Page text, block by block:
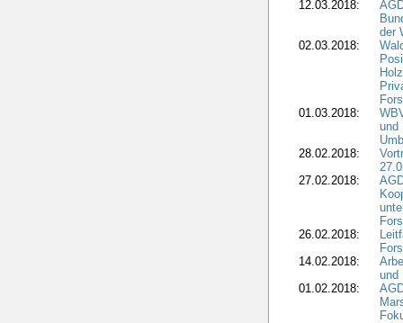
12.03.2018:
der
02.03.2018:
01.03.2018:
und
28.02.2018:
27.02.2018:
26.02.2018:
14.02.2018:
und
01.02.2018: